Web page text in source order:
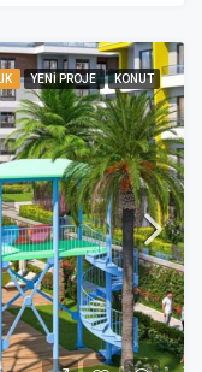
YENI PROJE KONUT